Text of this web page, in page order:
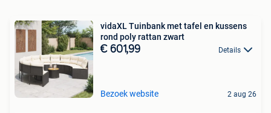
vidaXL Tuinbank met tafel en kussens
rond poly rattan zwart
€ 601,99 Details
Bezoek website 2 aug 26